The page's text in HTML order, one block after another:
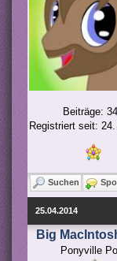
Beiträge:
Registriert seit:
Suchen
25.04.2014
Big
Ponyville